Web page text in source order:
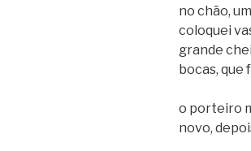
no chão,
coloquei
grande
bocas, que
o porteiro
novo,